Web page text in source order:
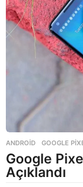
ANDROID GOOGLE
Google
Açıklandı